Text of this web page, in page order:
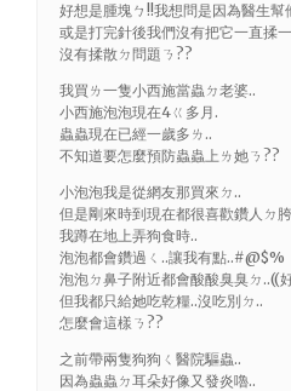
好想是腫塊ㄅ!!我想問是因為醫生幫
或是打完針後我們沒有把它一直揉
沒有揉散ㄉ問題ㄋ??
我買ㄌ一隻小西施當蟲ㄉ老婆..
小西施泡泡現在4ㄍ多月.
蟲蟲現在已經一歲多ㄌ..
不知道要怎麼預防蟲蟲上ㄌ她ㄋ??
小泡泡我是從網友那買來ㄉ..
但是剛來時到現在都很喜歡鑽人ㄉ
我蹲在地上弄狗食時..
泡泡都會鑽過ㄑ..讓我有點..#@$%
泡泡ㄉ鼻子附近都會酸酸臭臭ㄉ..((
但我都只給她吃乾糧..沒吃別ㄉ..
怎麼會這樣ㄋ??
之前帶兩隻狗狗ㄑ醫院驅蟲..
因為蟲蟲ㄉ耳朵好像又發炎嚕..